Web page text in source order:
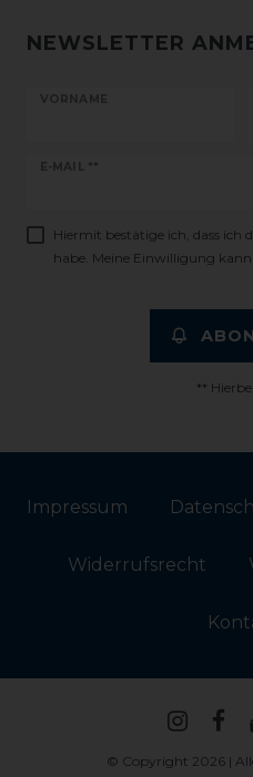
NEWSLETTER
VORNAME
E-MAIL **
Newsletter
Hiermit bestätige ich, dass ich
habe. Meine Einwilligung
**
Impressum
Widerrufs­recht
© Copyright 2026 |